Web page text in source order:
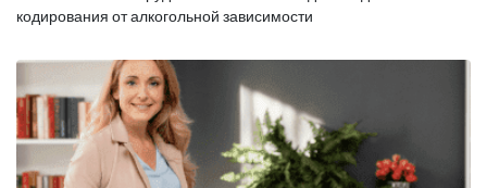
кодирования от алкогольной зависимости